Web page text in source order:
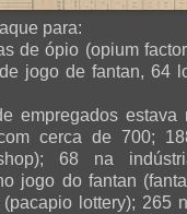
para:
de ópio (opium
jogo de fantan, 64
empregados estava
cerca de 700;
68 na
jogo do fantan
lottery); 265